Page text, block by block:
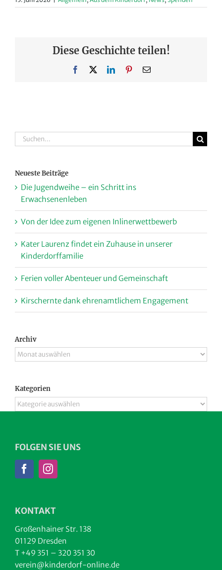
Diese Geschichte teilen!
Facebook LinkedInPinterest
E-
Suche
nach:
Neueste Beiträge
Die Jugendweihe – ein Schritt ins
Erwachsenenleben
Von der Idee zum eigenen Inlinerwettbewerb
Kater Laurenz findet ein Zuhause in unserer
Kinderdorffamilie
Ferien voller Abenteuer und Gemeinschaft
Kirschernte dank ehrenamtlichem Engagement
Archiv
Archiv
Kategorien
Kategorien
FOLGEN SIE UNS
KONTAKT
Großenhainer Str. 138
01129 Dresden
T +49 351 – 320 351 30
verein@kinderdorf-online.de